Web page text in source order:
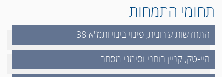
תחומי התמחות
התחדשות עירונית, פינוי בינוי ותמ"א 38
היי-טק, קניין רוחני וסימני מסחר